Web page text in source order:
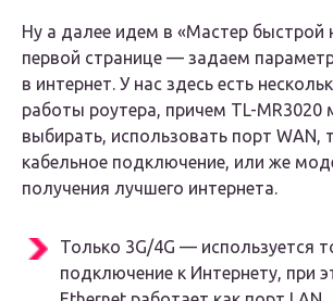
Ну а далее идем в «Мастер быстрой
первой странице — задаем
в интернет. У нас здесь есть
работы роутера, причем TL-MR3020
выбирать, использовать порт WAN,
кабельное подключение, или же
получения лучшего интернета.
Только 3G/4G — используется
подключение к Интернету, при